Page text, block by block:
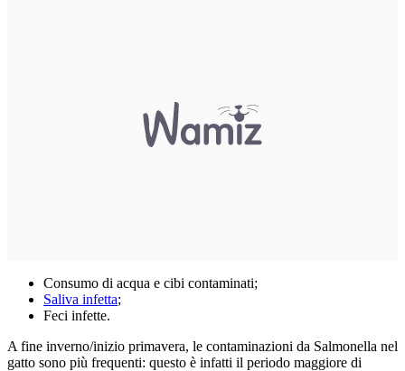
Consumo di acqua e cibi contaminati;
Saliva infetta;
Feci infette.
A fine inverno/inizio primavera, le contaminazioni da Salmonella nel
gatto sono più frequenti: questo è infatti il periodo maggiore di